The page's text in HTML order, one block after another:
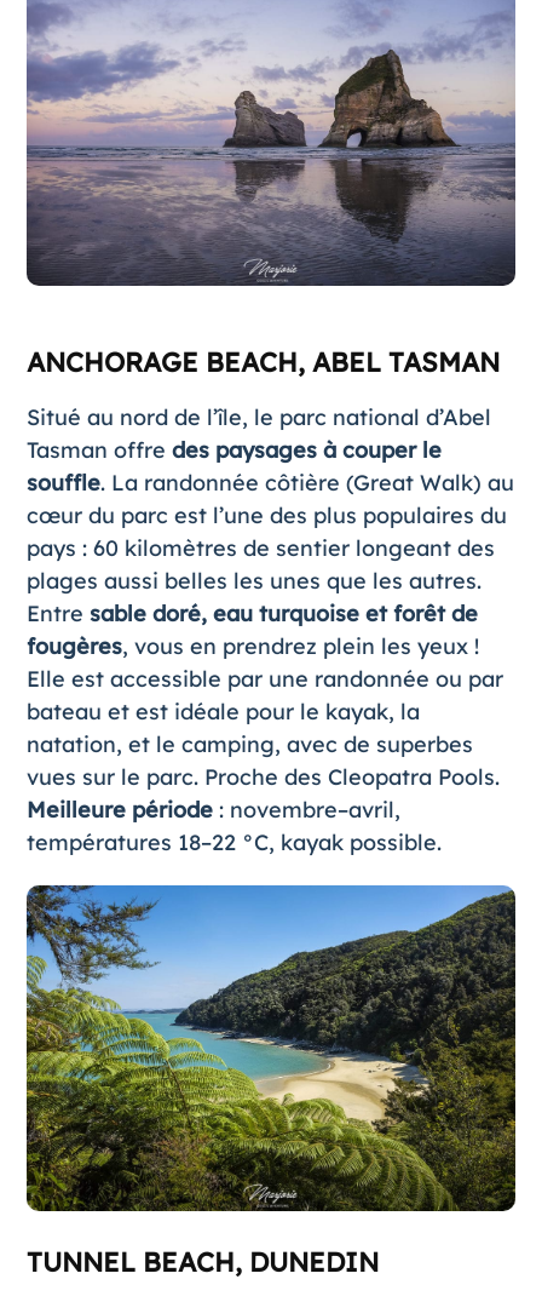
ANCHORAGE BEACH, ABEL TASMAN
Situé au nord de l’île, le parc national d’Abel
Tasman offre des paysages à couper le
souffle. La randonnée côtière (Great Walk) au
cœur du parc est l’une des plus populaires du
pays : 60 kilomètres de sentier longeant des
plages aussi belles les unes que les autres.
Entre sable doré, eau turquoise et forêt de
fougères, vous en prendrez plein les yeux !
Elle est accessible par une randonnée ou par
bateau et est idéale pour le kayak, la
natation, et le camping, avec de superbes
vues sur le parc. Proche des Cleopatra Pools.
Meilleure période: novembre–avril,
températures 18–22 °C, kayak possible.
TUNNEL BEACH, DUNEDIN